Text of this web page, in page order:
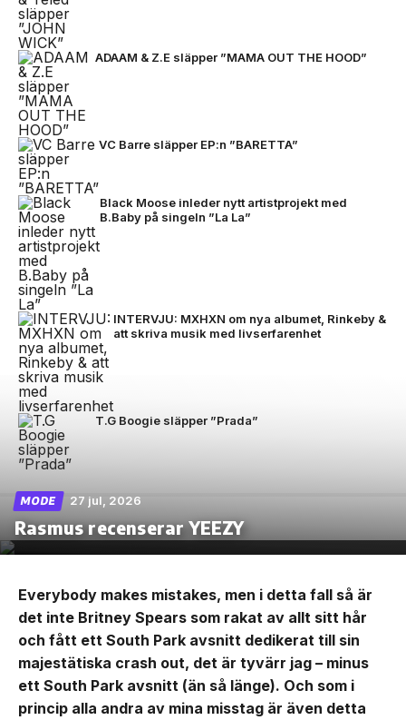
ADAAM & Z.E släpper ”MAMA OUT THE HOOD”
VC Barre släpper EP:n ”BARETTA”
Black Moose inleder nytt artistprojekt med
B.Baby på singeln ”La La”
INTERVJU: MXHXN om nya albumet, Rinkeby &
att skriva musik med livserfarenhet
T.G Boogie släpper ”Prada”
MODE 27 jul, 2026
Rasmus recenserar YEEZY
Everybody makes mistakes, men i detta fall så är
det inte Britney Spears som rakat av allt sitt hår
och fått ett South Park avsnitt dedikerat till sin
majestätiska crash out, det är tyvärr jag – minus
ett South Park avsnitt (än så länge). Och som i
princip alla andra av mina misstag är även detta